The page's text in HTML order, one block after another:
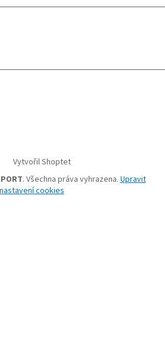
Vytvořil Shoptet
. Všechna práva vyhrazena. Upravit
nastavení cookies